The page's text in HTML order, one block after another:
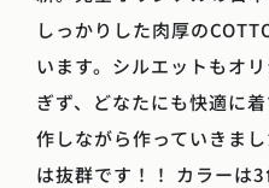
しっかりした肉厚の
います。シルエットもオ
ぎず、どなたにも快適に
作しながら作っていきま
は抜群です！！ カラーは